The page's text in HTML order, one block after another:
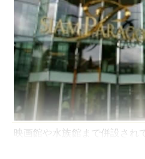
映画館や水族館まで併設され